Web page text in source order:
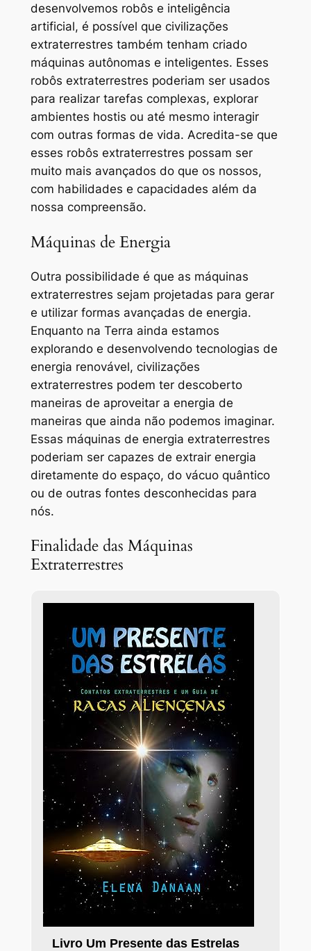
desenvolvemos robôs e inteligência
artificial, é possível que civilizações
extraterrestres também tenham criado
máquinas autônomas e inteligentes. Esses
robôs extraterrestres poderiam ser usados
para realizar tarefas complexas, explorar
ambientes hostis ou até mesmo interagir
com outras formas de vida. Acredita-se que
esses robôs extraterrestres possam ser
muito mais avançados do que os nossos,
com habilidades e capacidades além da
nossa compreensão.
Máquinas de Energia
Outra possibilidade é que as máquinas
extraterrestres sejam projetadas para gerar
e utilizar formas avançadas de energia.
Enquanto na Terra ainda estamos
explorando e desenvolvendo tecnologias de
energia renovável, civilizações
extraterrestres podem ter descoberto
maneiras de aproveitar a energia de
maneiras que ainda não podemos imaginar.
Essas máquinas de energia extraterrestres
poderiam ser capazes de extrair energia
diretamente do espaço, do vácuo quântico
ou de outras fontes desconhecidas para
nós.
Finalidade das Máquinas
Extraterrestres
Livro Um Presente das Estrelas